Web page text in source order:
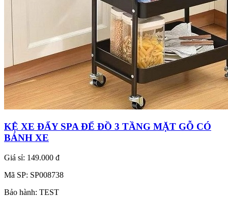
KỆ XE ĐẨY SPA ĐỂ ĐỒ 3 TẦNG MẶT GỖ CÓ
BÁNH XE
Giá sỉ: 149.000 đ
Mã SP: SP008738
Bảo hành: TEST